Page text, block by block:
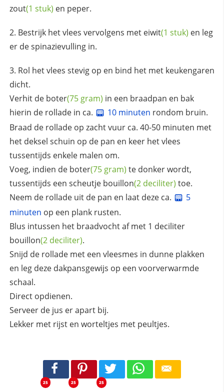
zout(1 stuk) en peper.
Bestrijk het vlees vervolgens met eiwit(1 stuk) en leg
er de spinazievulling in.
Rol het vlees stevig op en bind het met keukengaren
dicht.
Verhit de boter(75 gram) in een braadpan en bak
hierin de rollade in ca.
10 minuten rondom bruin.
Braad de rollade op zacht vuur ca. 40-50 minuten met
het deksel schuin op de pan en keer het vlees
tussentijds enkele malen om.
Voeg, indien de boter(75 gram) te donker wordt,
tussentijds een scheutje bouillon(2 deciliter) toe.
Neem de rollade uit de pan en laat deze ca.
5
minuten op een plank rusten.
Blus intussen het braadvocht af met 1 deciliter
bouillon(2 deciliter).
Snijd de rollade met een vleesmes in dunne plakken
en leg deze dakpansgewijs op een voorverwarmde
schaal.
Direct opdienen.
Serveer de jus er apart bij.
Lekker met rijst en worteltjes met peultjes.
25 25 25